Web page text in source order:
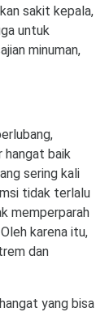
sakit kepala,
untuk
minuman,
hangat baik
sering kali
tidak terlalu
memperparah
karena itu,
dan
yang bisa